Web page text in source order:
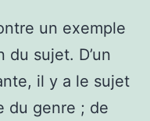
un exemple
du sujet. D’un
il y a le sujet
du genre ; de